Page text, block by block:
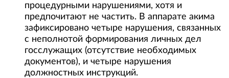
процедурными нарушениями, хотя и
предпочитают не частить. В аппарате акима
зафиксировано четыре нарушения, связанных
с неполнотой формирования личных дел
госслужащих (отсутствие необходимых
документов), и четыре нарушения
должностных инструкций.